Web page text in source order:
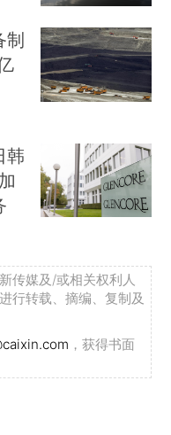
制
韩
传媒及/或相关权利人
行转载、摘编、复制及
，获得书面